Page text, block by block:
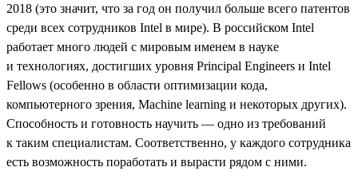
2018 (это значит, что за год он получил больше всего патентов
среди всех сотрудников Intel в мире). В российском Intel
работает много людей с мировым именем в науке
и технологиях, достигших уровня Principal Engineers и Intel
Fellows (особенно в области оптимизации кода,
компьютерного зрения, Machine learning и некоторых других).
Способность и готовность научить — одно из требований
к таким специалистам. Соответственно, у каждого сотрудника
есть возможность поработать и вырасти рядом с ними.